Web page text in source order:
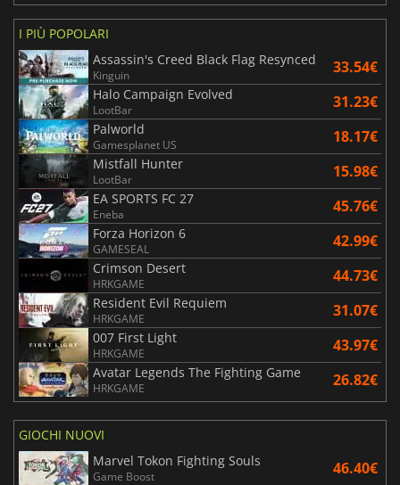
I PIÙ POPOLARI
Assassin's Creed Black Flag Resynced
Kinguin 33.54€
Halo Campaign Evolved
LootBar 31.23€
Palworld
Gamesplanet US 18.17€
Mistfall Hunter
LootBar 15.98€
EA SPORTS FC 27
Eneba 45.76€
Forza Horizon 6
GAMESEAL 42.99€
Crimson Desert
HRKGAME 44.73€
Resident Evil Requiem
HRKGAME 31.07€
007 First Light
HRKGAME 43.97€
Avatar Legends The Fighting Game
HRKGAME 26.82€
GIOCHI NUOVI
Marvel Tokon Fighting Souls
Game Boost 46.40€